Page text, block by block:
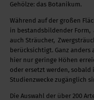
Gehölze: das Botanikum.
Während auf der großen
in bestandsbildender Form,
auch Sträucher,
berücksichtigt. Ganz
hier nur geringe Höhen
oder ersetzt werden,
Studienzwecke zugänglich
Die Auswahl der über 200